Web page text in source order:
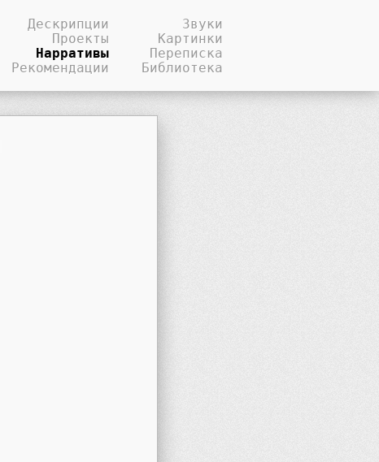
Дескрипции
Проекты
Нарративы
Рекомендации
Звуки
Картинки
Переписка
Библиотека